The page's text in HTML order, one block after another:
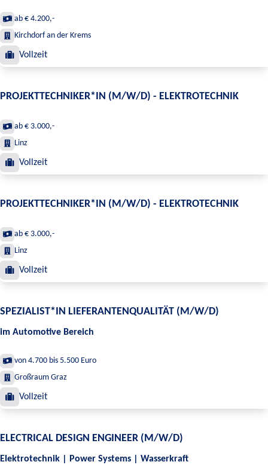
ab € 4.200,-
Kirchdorf an der Krems
Vollzeit
PROJEKTTECHNIKER*IN (M/W/D) - ELEKTROTECHNIK
ab € 3.000,-
Linz
Vollzeit
PROJEKTTECHNIKER*IN (M/W/D) - ELEKTROTECHNIK
ab € 3.000,-
Linz
Vollzeit
SPEZIALIST*IN LIEFERANTENQUALITÄT (M/W/D)
im Automotive Bereich
von 4.700 bis 5.500 Euro
Großraum Graz
Vollzeit
ELECTRICAL DESIGN ENGINEER (M/W/D)
Elektrotechnik | Power Systems | Wasserkraft